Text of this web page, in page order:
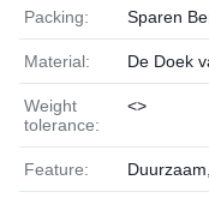
Packing: Sparen
Material: De Doek
Weight
tolerance:
<>
Feature: